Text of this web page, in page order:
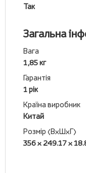
Так
Загальна
Вага
1,85 кг
Гарантія
1 рік
Країна виробник
Китай
Розмір (ВхШхГ)
356 x 249.17 x